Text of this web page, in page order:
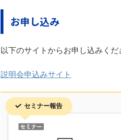
お申し込み
以下のサイトからお申し込みくだ
説明会申込みサイト
セミナー報告